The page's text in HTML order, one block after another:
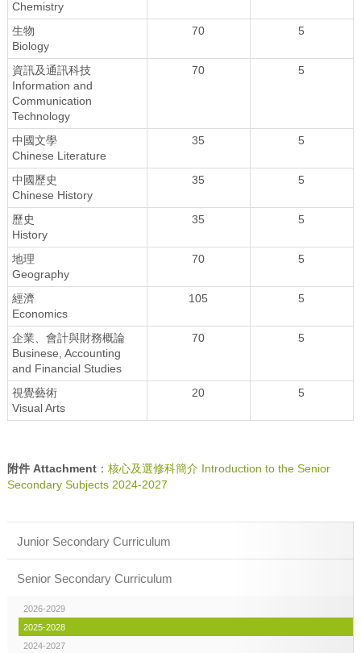
Chemistry
生物
Biology
70 5
資訊及通訊科技
Information and
Communication
Technology
70 5
中國文學
Chinese Literature
35 5
中國歷史
Chinese History
35 5
歷史
History
35 5
地理
Geography
70 5
經濟
Economics
105 5
企業、會計與財務概論
Businese, Accounting
and Financial Studies
70 5
視覺藝術
Visual Arts
20 5
附件 Attachment： 核心及選修科簡介 Introduction to the Senior
Secondary Subjects 2024-2027
Junior Secondary Curriculum
Senior Secondary Curriculum
2026-2029
2025-2028
2024-2027